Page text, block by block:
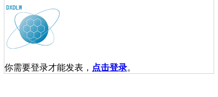
你需要登录才能发表， 点击登录。